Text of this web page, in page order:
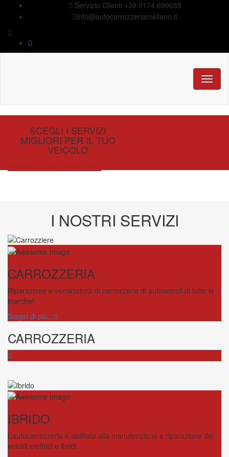
Servizio Clienti +39 0174 699685
info@autocarrozzeriamellano.it
Toggle
SCEGLI I SERVIZI
MIGLIORI PER IL TUO
VEICOLO
I NOSTRI SERVIZI
CARROZZERIA
Riparazione e verniciatura di carrozzerie di autoveicoli di tutte le
marche!
Scopri di più...
CARROZZERIA
IBRIDO
L’autocarrozzeria è abilitata alla manutenzione e riparazione dei
veicoli elettrici e ibridi.